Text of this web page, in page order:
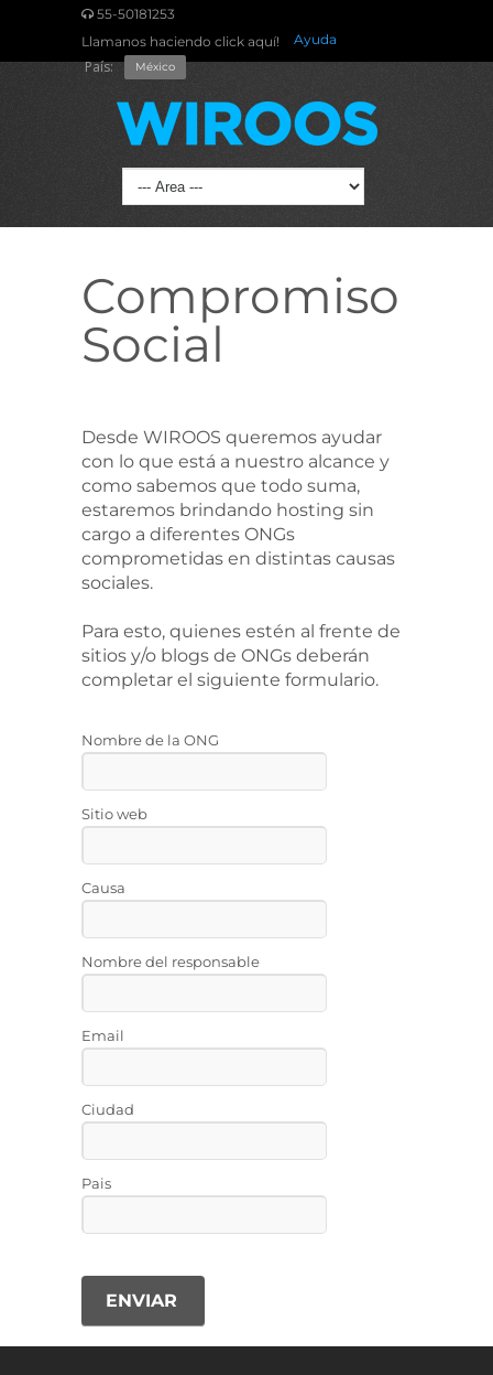
55-50181253
Llamanos haciendo click aquí!
Ayuda
País: México
Compromiso
Social
Desde WIROOS queremos ayudar
con lo que está a nuestro alcance y
como sabemos que todo suma,
estaremos brindando hosting sin
cargo a diferentes ONGs
comprometidas en distintas causas
sociales.
Para esto, quienes estén al frente de
sitios y/o blogs de ONGs deberán
completar el siguiente formulario.
Nombre de la ONG
Sitio web
Causa
Nombre del responsable
Email
Ciudad
Pais
ENVIAR